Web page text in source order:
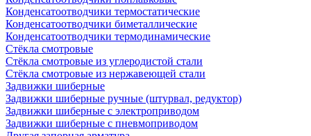
Конденсатоотводчики термостатические
Конденсатоотводчики биметаллические
Конденсатоотводчики термодинамические
Стёкла смотровые
Стёкла смотровые из углеродистой стали
Стёкла смотровые из нержавеющей стали
Задвижки шиберные
Задвижки шиберные ручные (штурвал, редуктор)
Задвижки шиберные с электроприводом
Задвижки шиберные с пневмоприводом